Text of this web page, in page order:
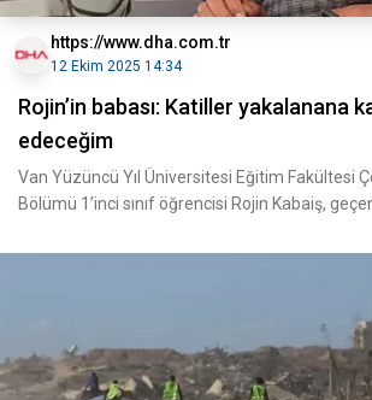
https://www.dha.com.tr
12 Ekim 2025 14:34
Rojin’in babası: Katiller yakalanana
edeceğim
Van Yüzüncü Yıl Üniversitesi Eğitim Fakültesi
Bölümü 1’inci sınıf öğrencisi Rojin Kabaiş,